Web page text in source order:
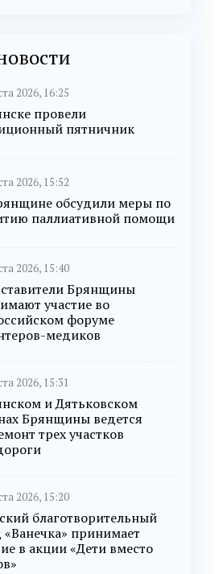
2026, 16:25
провели
пятничник
2026, 15:52
обсудили меры по
паллиативной помощи
2026, 15:40
Брянщины
участие во
форуме
медиков
2026, 15:31
и Дятьковском
Брянщины ведется
трех участков
2026, 15:20
благотворительный
принимает
в акции «Дети вместо